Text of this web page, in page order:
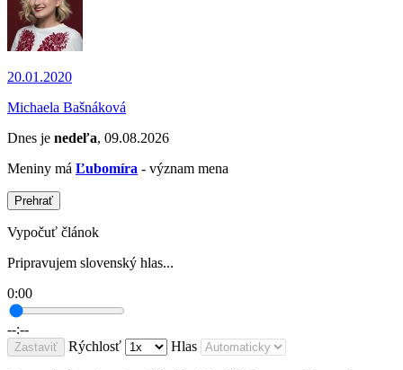
20.01.2020
Michaela Bašnáková
Dnes je nedeľa, 09.08.2026
Meniny má Ľubomíra - význam mena
Prehrať
Vypočuť článok
Pripravujem slovenský hlas...
0:00
--:--
Zastaviť Rýchlosť Hlas